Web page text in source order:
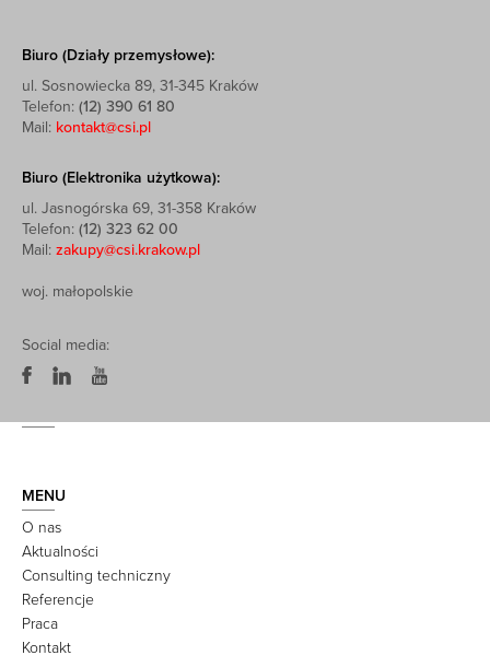
Biuro (Działy przemysłowe):
ul. Sosnowiecka 89, 31-345 Kraków
Telefon: (12) 390 61 80
Mail: kontakt@csi.pl
Biuro (Elektronika użytkowa):
ul. Jasnogórska 69, 31-358 Kraków
Telefon: (12) 323 62 00
Mail: zakupy@csi.krakow.pl
woj. małopolskie
Social media:
MENU
O nas
Aktualności
Consulting techniczny
Referencje
Praca
Kontakt